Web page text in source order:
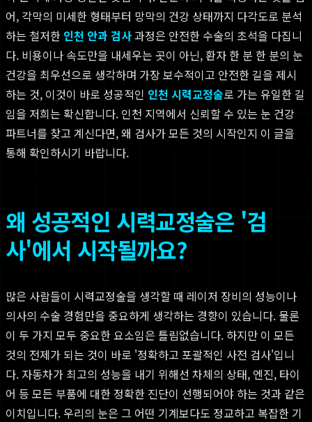
어, 각막의 미세한 형태부터 망막의 건강 상태까지 다각도로 분석
하는 철저한 인천 안과 검사과정은 안전한 수술의 초석을 다집니
다. 비용이나 속도만을 내세우는 곳이 아닌, 환자 한 분 한 분의 눈
건강을 최우선으로 생각하며 가장 보수적이고 안전한 길을 제시
하는 것, 이것이 바로 성공적인 인천 시력교정술로 가는 유일한 길
임을 저희는 확신합니다. 인천 지역에서 신뢰할 수 있는 눈 건강
파트너를 찾고 계신다면, 왜 검사가 모든 것의 시작인지 이 글을
통해 확인하시기 바랍니다.
왜 성공적인 시력교정술은 '검
사'에서 시작될까요?
많은 사람들이 시력교정술을 생각할 때 레이저 장비의 성능이나
의사의 수술 경험만을 중요하게 생각하는 경향이 있습니다. 물론
이 두 가지 모두 중요한 요소임은 틀림없습니다. 하지만 이 모든
것의 전제가 되는 것이 바로 '정확하고 포괄적인 사전 검사'입니
다. 자동차가 최고의 성능을 내기 위해선 차체의 상태, 엔진, 타이
어 등 모든 부품에 대한 정확한 진단이 선행되어야 하는 것과 같은
이치입니다. 우리의 눈은 그 어떤 기계보다도 정교하고 복잡한 기